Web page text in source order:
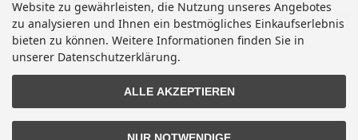
Motorradteile & Motorrad Ersatzteile © 2026 | Template © 2009-2026 by modified
eCommerce Shopsoftware
modified eCommerce Shopsoftware © 2009-2026
Website zu gewährleisten, die Nutzung unseres Angebotes
zu analysieren und Ihnen ein bestmögliches Einkaufserlebnis
bieten zu können. Weitere Informationen finden Sie in
unserer Datenschutzerklärung.
ALLE AKZEPTIEREN